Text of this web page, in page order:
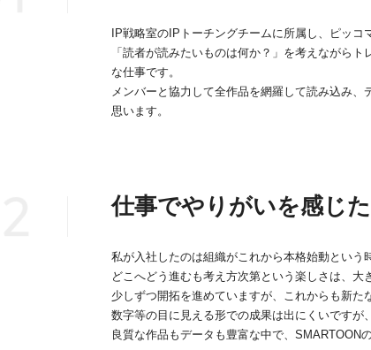
IP戦略室のIPトーチングチームに所属し、ピッコ
「読者が読みたいものは何か？」を考えながら
な仕事です。
メンバーと協力して全作品を網羅して読み込み
思います。
仕事でやりがいを感じ
私が入社したのは組織がこれから本格始動という
どこへどう進むも考え方次第という楽しさは、大
少しずつ開拓を進めていますが、これからも新た
数字等の目に見える形での成果は出にくいですが
良質な作品もデータも豊富な中で、SMARTOON